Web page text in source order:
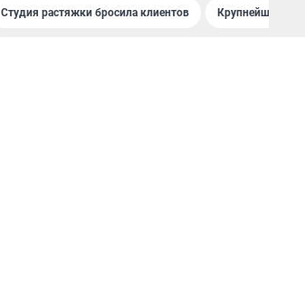
Студия растяжки бросила клиентов Крупнейшие